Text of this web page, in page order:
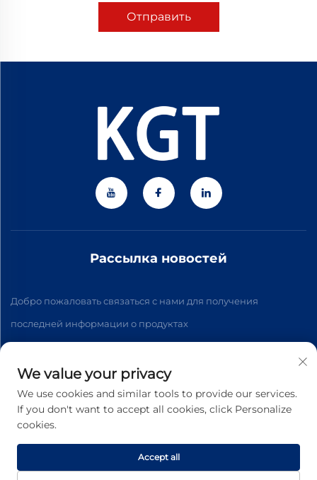
Отправить
Рассылка новостей
Добро пожаловать связаться с нами для получения
последней информации о продуктах
Авторские права © 2026 Zhejiang Jiateng Precision
We value your privacy
We use cookies and similar tools to provide our services.
If you don't want to accept all cookies, click Personalize
cookies.
Accept all